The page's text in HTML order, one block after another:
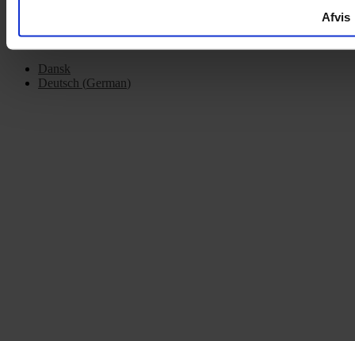
Afvis
Dansk
Deutsch (German)